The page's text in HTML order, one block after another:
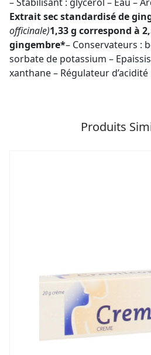
Extrait sec standardisé de
officinale)1,33 g correspond à
gingembre*– Conservateurs :
sorbate de potassium –
xanthane – Régulateur
Produits